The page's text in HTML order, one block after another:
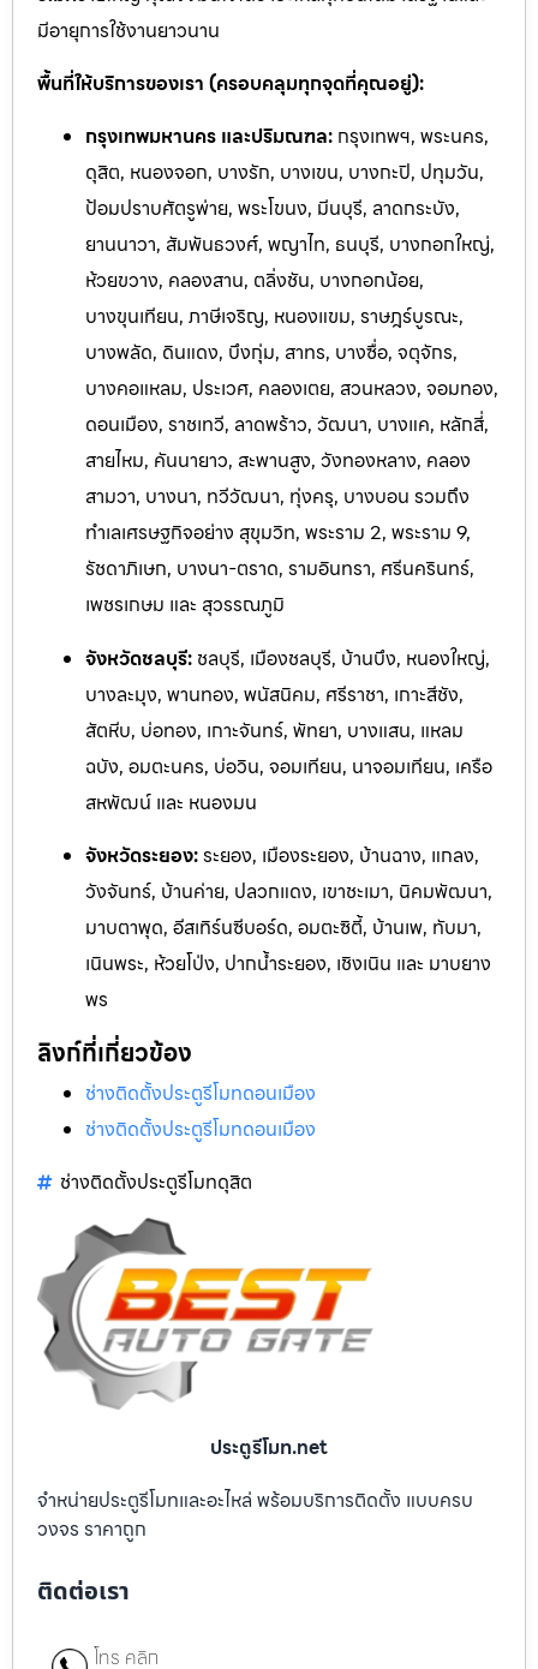
มีอายุการใช้งานยาวนาน
พื้นที่ให้บริการของเรา (ครอบคลุมทุกจุดที่คุณอยู่):
กรุงเทพมหานคร และปริมณฑล: กรุงเทพฯ, พระนคร,
ดุสิต, หนองจอก, บางรัก, บางเขน, บางกะปิ, ปทุมวัน,
ป้อมปราบศัตรูพ่าย, พระโขนง, มีนบุรี, ลาดกระบัง,
ยานนาวา, สัมพันธวงศ์, พญาไท, ธนบุรี, บางกอกใหญ่,
ห้วยขวาง, คลองสาน, ตลิ่งชัน, บางกอกน้อย,
บางขุนเทียน, ภาษีเจริญ, หนองแขม, ราษฎร์บูรณะ,
บางพลัด, ดินแดง, บึงกุ่ม, สาทร, บางซื่อ, จตุจักร,
บางคอแหลม, ประเวศ, คลองเตย, สวนหลวง, จอมทอง,
ดอนเมือง, ราชเทวี, ลาดพร้าว, วัฒนา, บางแค, หลักสี่,
สายไหม, คันนายาว, สะพานสูง, วังทองหลาง, คลอง
สามวา, บางนา, ทวีวัฒนา, ทุ่งครุ, บางบอน รวมถึง
ทำเลเศรษฐกิจอย่าง สุขุมวิท, พระราม 2, พระราม 9,
รัชดาภิเษก, บางนา-ตราด, รามอินทรา, ศรีนครินทร์,
เพชรเกษม และ สุวรรณภูมิ
จังหวัดชลบุรี: ชลบุรี, เมืองชลบุรี, บ้านบึง, หนองใหญ่,
บางละมุง, พานทอง, พนัสนิคม, ศรีราชา, เกาะสีชัง,
สัตหีบ, บ่อทอง, เกาะจันทร์, พัทยา, บางแสน, แหลม
ฉบัง, อมตะนคร, บ่อวิน, จอมเทียน, นาจอมเทียน, เครือ
สหพัฒน์ และ หนองมน
จังหวัดระยอง:ระยอง, เมืองระยอง, บ้านฉาง, แกลง,
วังจันทร์, บ้านค่าย, ปลวกแดง, เขาชะเมา, นิคมพัฒนา,
มาบตาพุด, อีสเทิร์นซีบอร์ด, อมตะซิตี้, บ้านเพ, ทับมา,
เนินพระ, ห้วยโป่ง, ปากน้ำระยอง, เชิงเนิน และ มาบยาง
พร
ลิงก์ที่เกี่ยวข้อง
ช่างติดตั้งประตูรีโมทดอนเมือง
ช่างติดตั้งประตูรีโมทดอนเมือง
ช่างติดตั้งประตูรีโมทดุสิต
ประตูรีโมท.net
จำหน่ายประตูรีโมทและอะไหล่ พร้อมบริการติดตั้ง แบบครบ
วงจร ราคาถูก
ติดต่อเรา
โทร คลิก